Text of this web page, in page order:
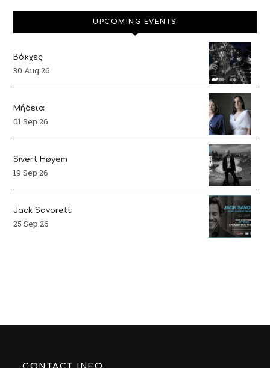
UPCOMING EVENTS
Βάκχες
30 Aug 26
Μήδεια
01 Sep 26
Sivert Høyem
19 Sep 26
Jack Savoretti
25 Sep 26